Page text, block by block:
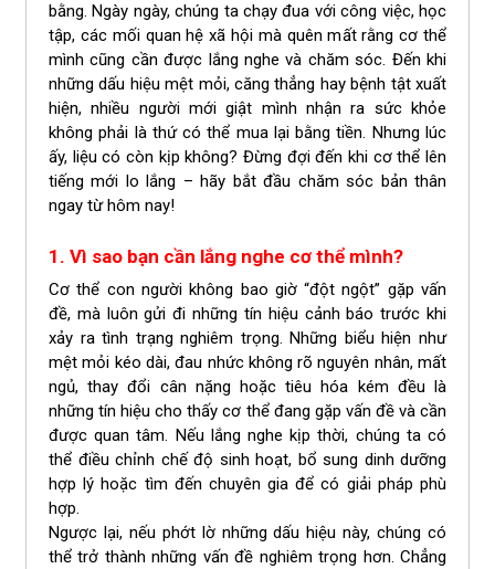
bằng. Ngày ngày, chúng ta chạy đua với công việc, học
tập, các mối quan hệ xã hội mà quên mất rằng cơ thể
mình cũng cần được lắng nghe và chăm sóc. Đến khi
những dấu hiệu mệt mỏi, căng thẳng hay bệnh tật xuất
hiện, nhiều người mới giật mình nhận ra sức khỏe
không phải là thứ có thể mua lại bằng tiền. Nhưng lúc
ấy, liệu có còn kịp không? Đừng đợi đến khi cơ thể lên
tiếng mới lo lắng – hãy bắt đầu chăm sóc bản thân
ngay từ hôm nay!
1. Vì sao bạn cần lắng nghe cơ thể mình?
Cơ thể con người không bao giờ “đột ngột” gặp vấn
đề, mà luôn gửi đi những tín hiệu cảnh báo trước khi
xảy ra tình trạng nghiêm trọng. Những biểu hiện như
mệt mỏi kéo dài, đau nhức không rõ nguyên nhân, mất
ngủ, thay đổi cân nặng hoặc tiêu hóa kém đều là
những tín hiệu cho thấy cơ thể đang gặp vấn đề và cần
được quan tâm. Nếu lắng nghe kịp thời, chúng ta có
thể điều chỉnh chế độ sinh hoạt, bổ sung dinh dưỡng
hợp lý hoặc tìm đến chuyên gia để có giải pháp phù
hợp.
Ngược lại, nếu phớt lờ những dấu hiệu này, chúng có
thể trở thành những vấn đề nghiêm trọng hơn. Chẳng